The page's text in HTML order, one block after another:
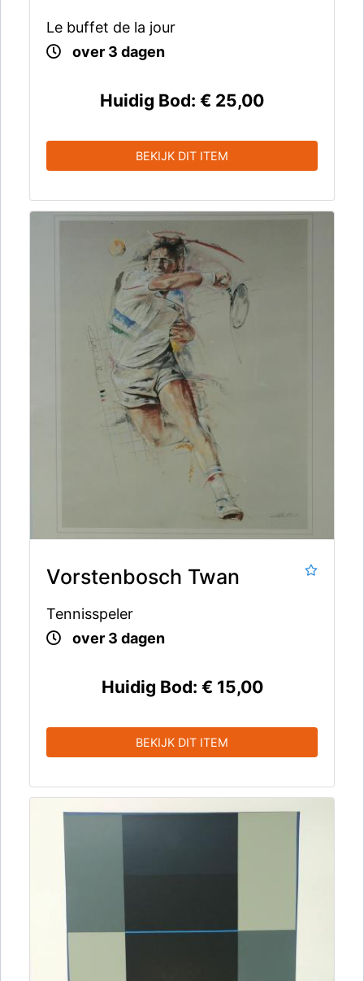
Le buffet de la jour
over 3 dagen
Huidig Bod: € 25,00
BEKIJK DIT ITEM
Vorstenbosch Twan
Tennisspeler
over 3 dagen
Huidig Bod: € 15,00
BEKIJK DIT ITEM